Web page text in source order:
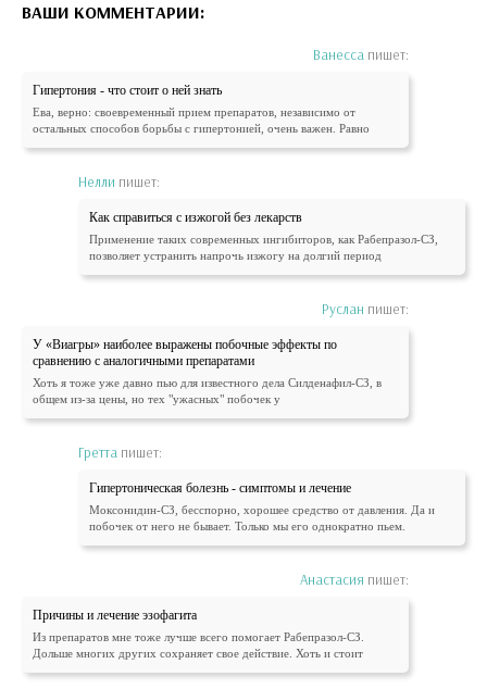
ВАШИ КОММЕНТАРИИ:
Ванесса пишет:
Гипертония - что стоит о ней знать
Ева, верно: своевременный прием препаратов, независимо от
остальных способов борьбы с гипертонией, очень важен. Равно
Нелли пишет:
Как справиться с изжогой без лекарств
Применение таких современных ингибиторов, как Рабепразол-СЗ,
позволяет устранить напрочь изжогу на долгий период
Руслан пишет:
У «Виагры» наиболее выражены побочные эффекты по
сравнению с аналогичными препаратами
Хоть я тоже уже давно пью для известного дела Силденафил-СЗ, в
общем из-за цены, но тех "ужасных" побочек у
Гретта пишет:
Гипертоническая болезнь - симптомы и лечение
Моксонидин-СЗ, бесспорно, хорошее средство от давления. Да и
побочек от него не бывает. Только мы его однократно пьем.
Анастасия пишет:
Причины и лечение эзофагита
Из препаратов мне тоже лучше всего помогает Рабепразол-СЗ.
Дольше многих других сохраняет свое действие. Хоть и стоит